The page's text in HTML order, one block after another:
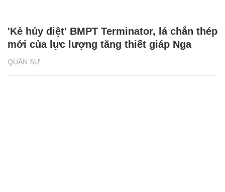
QUÂN SỰ
'Kẻ hủy diệt' BMPT Terminator, lá chắn thép
mới của lực lượng tăng thiết giáp Nga